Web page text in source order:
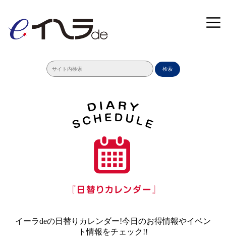
検索
イーラdeの日替りカレンダー!今日のお得情報やイベン
ト情報をチェック!!